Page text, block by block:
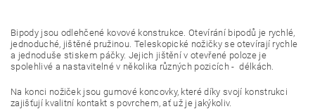
Bipody jsou odlehčené kovové konstrukce. Otevírání bipodů je rychlé,
jednoduché, jištěné pružinou. Teleskopické nožičky se otevírají rychle
a jednoduše stiskem páčky. Jejich jištění v otevřené poloze je
spolehlivé a nastavitelné v několika různých pozicích - délkách.
Na konci nožiček jsou gumové koncovky, které díky svojí konstrukci
zajišťují kvalitní kontakt s povrchem, ať už je jakýkoliv.